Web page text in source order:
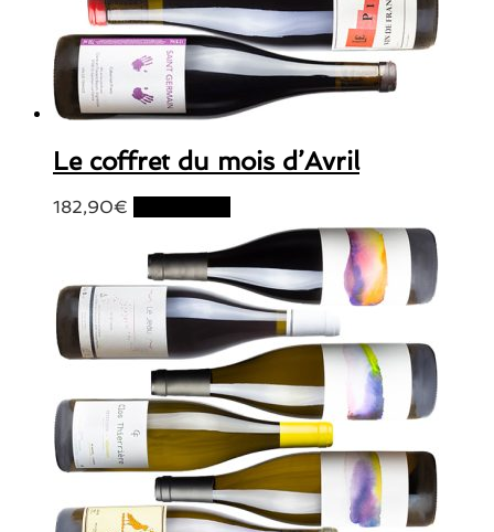
Le coffret du mois d’Avril
182,90€